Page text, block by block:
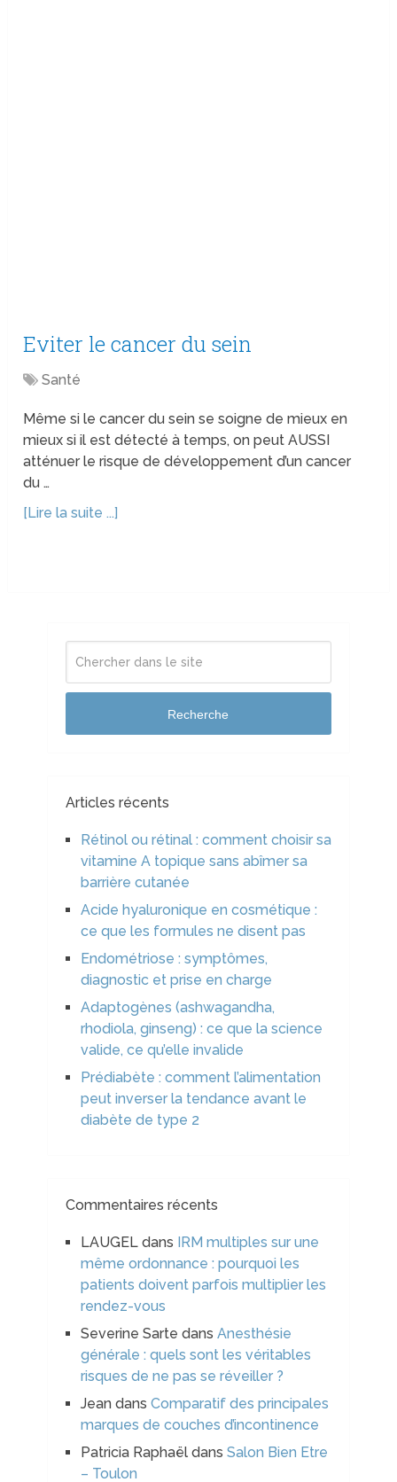
Eviter le cancer du sein
Santé
Même si le cancer du sein se soigne de mieux en
mieux si il est détecté à temps, on peut AUSSI
atténuer le risque de développement d’un cancer
du …
[Lire la suite ...]
Recherche
Articles récents
Rétinol ou rétinal : comment choisir sa
vitamine A topique sans abîmer sa
barrière cutanée
Acide hyaluronique en cosmétique :
ce que les formules ne disent pas
Endométriose : symptômes,
diagnostic et prise en charge
Adaptogènes (ashwagandha,
rhodiola, ginseng) : ce que la science
valide, ce qu’elle invalide
Prédiabète : comment l’alimentation
peut inverser la tendance avant le
diabète de type 2
Commentaires récents
LAUGELdans
IRM multiples sur une
même ordonnance : pourquoi les
patients doivent parfois multiplier les
rendez-vous
Severine Sarte dans Anesthésie
générale : quels sont les véritables
risques de ne pas se réveiller ?
Jeandans Comparatif des principales
marques de couches d’incontinence
Patricia Raphaëldans Salon Bien Etre
– Toulon